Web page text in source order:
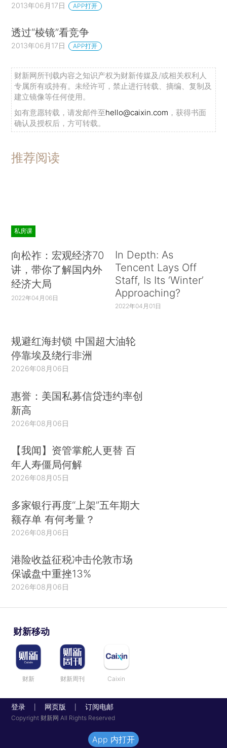
2013年06月17日 APP打开
透过“棱镜”看竞争
2013年06月17日 APP打开
财新网所刊载内容之知识产权为财新传媒及/或相关权利人
专属所有或持有。未经许可，禁止进行转载、摘编、复制及
建立镜像等任何使用。
如有意愿转载，请发邮件至hello@caixin.com ，获得书面
确认及授权后，方可转载。
推荐阅读
私房课
向松祚：宏观经济70
讲，带你了解国内外
经济大局
2022年04月06日
In Depth: As
Tencent Lays Off
Staff, Is Its ‘Winter’
Approaching?
2022年04月01日
规避红海封锁 中国超大油轮
停靠埃及绕行非洲
2026年08月06日
惠誉：美国私募信贷违约率创
新高
2026年08月06日
【我闻】资管掌舵人更替 百
年人寿僵局何解
2026年08月05日
多家银行再度“上架”五年期大
额存单 有何考量？
2026年08月06日
港险收益征税冲击伦敦市场
保诚盘中重挫13%
2026年08月06日
财新移动
财新 财新周刊 Caixin
登录 网页版 订阅电邮
Copyright 财新网 All Rights Reserved
App 内打开